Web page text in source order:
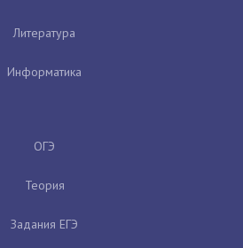
Литература
Информатика
ОГЭ
Теория
Задания ЕГЭ